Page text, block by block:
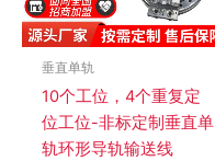
垂直单轨
10个工位，4个重复定
位工位-非标定制垂直单
轨环形导轨输送线